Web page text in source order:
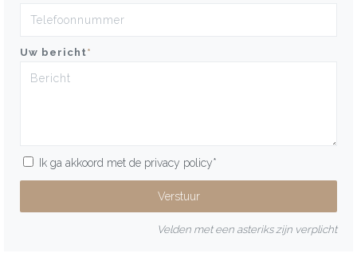
Uw bericht*
Ik ga akkoord met de privacy policy*
Velden met een asteriks zijn verplicht